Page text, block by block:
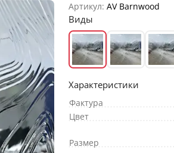
Артикул: AV Barnwood
Виды
Характеристики
Фактура
Цвет
Размер